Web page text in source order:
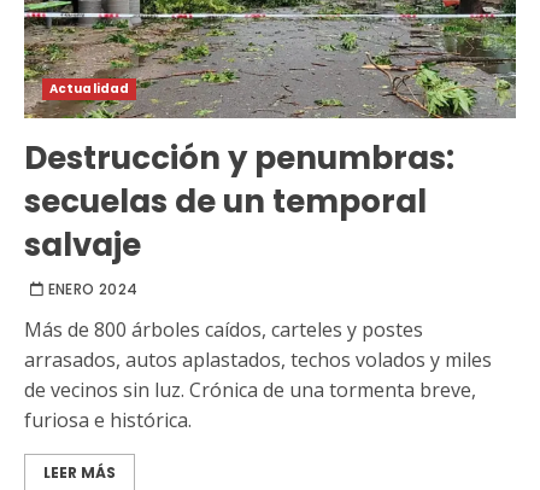
Actualidad
Destrucción y penumbras:
secuelas de un temporal
salvaje
ENERO 2024
Más de 800 árboles caídos, carteles y postes
arrasados, autos aplastados, techos volados y miles
de vecinos sin luz. Crónica de una tormenta breve,
furiosa e histórica.
LEER MÁS